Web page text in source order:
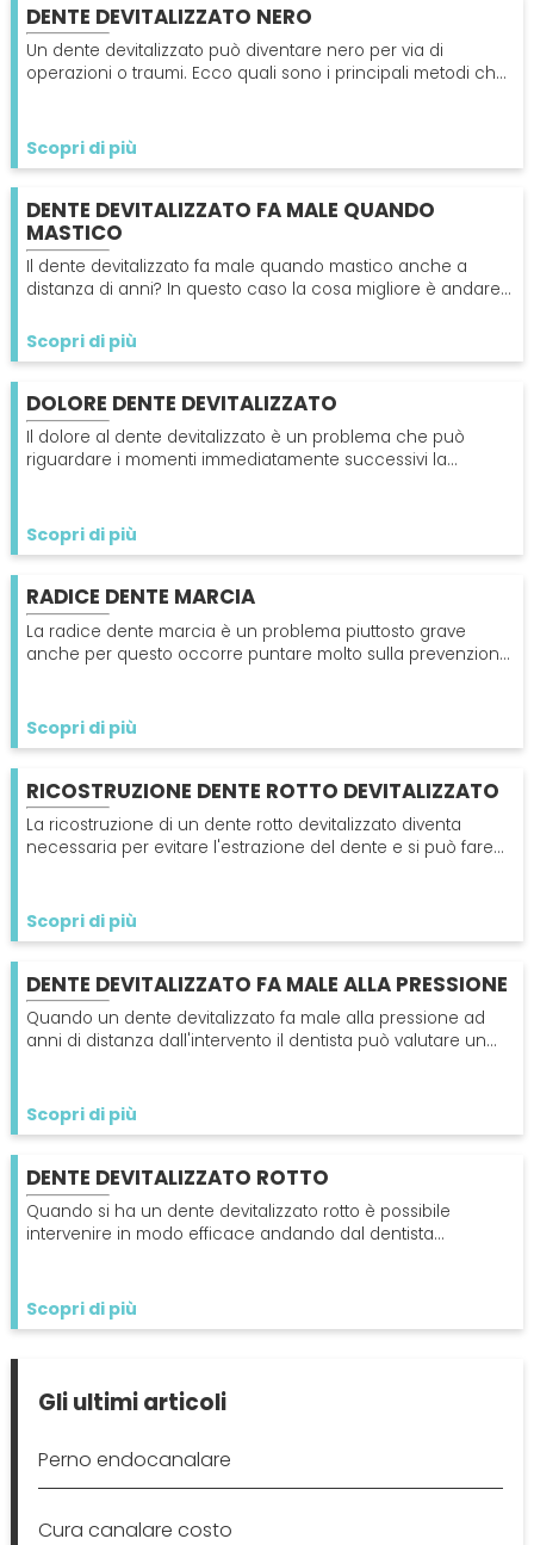
DENTE DEVITALIZZATO NERO
Un dente devitalizzato può diventare nero per via di
operazioni o traumi. Ecco quali sono i principali metodi che
Scopri di più
DENTE DEVITALIZZATO FA MALE QUANDO
MASTICO
Il dente devitalizzato fa male quando mastico anche a
distanza di anni? In questo caso la cosa migliore è andare
Scopri di più
DOLORE DENTE DEVITALIZZATO
Il dolore al dente devitalizzato è un problema che può
riguardare i momenti immediatamente successivi la
Scopri di più
RADICE DENTE MARCIA
La radice dente marcia è un problema piuttosto grave
anche per questo occorre puntare molto sulla prevenzione
Scopri di più
RICOSTRUZIONE DENTE ROTTO DEVITALIZZATO
La ricostruzione di un dente rotto devitalizzato diventa
necessaria per evitare l'estrazione del dente e si può fare
Scopri di più
DENTE DEVITALIZZATO FA MALE ALLA PRESSIONE
Quando un dente devitalizzato fa male alla pressione ad
anni di distanza dall'intervento il dentista può valutare un
Scopri di più
DENTE DEVITALIZZATO ROTTO
Quando si ha un dente devitalizzato rotto è possibile
intervenire in modo efficace andando dal dentista
Scopri di più
Gli ultimi articoli
Perno endocanalare
Cura canalare costo